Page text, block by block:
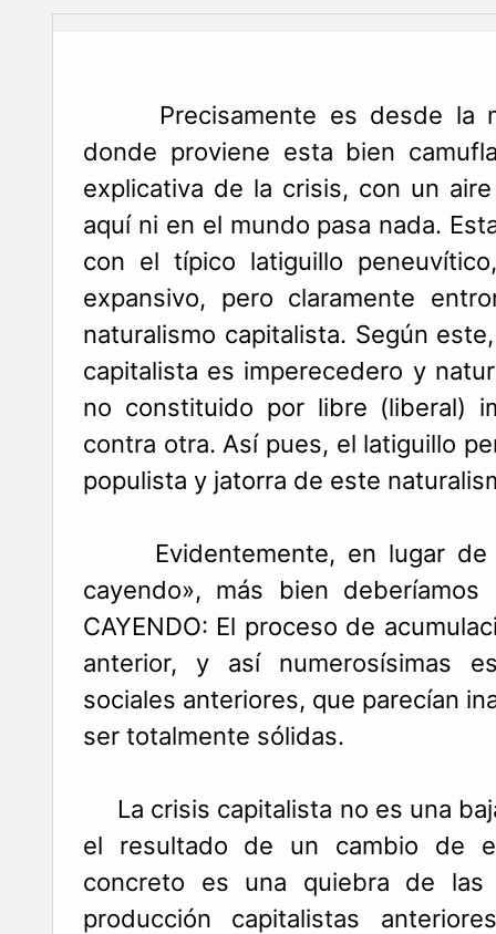
Precisamente es desde la
donde proviene esta bien
explicativa de la crisis, con un
aquí ni en el mundo pasa nada.
con el típico latiguillo
expansivo, pero claramente
naturalismo capitalista. Según
capitalista es imperecedero y
no constituido por libre (liberal)
contra otra. Así pues, el latiguillo
populista y jatorra de este
Evidentemente, en lugar de
cayendo», más bien deberíamos
CAYENDO: El proceso de
anterior, y así numerosísimas
sociales anteriores, que parecían
ser totalmente sólidas.
La crisis capitalista no es una
el resultado de un cambio de
concreto es una quiebra de las
producción capitalistas